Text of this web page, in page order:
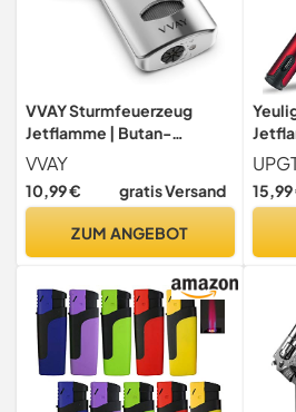
VVAY Sturmfeuerzeug
Jetflamme | Butan-
Nachfüllbar & Windfest
(ohne Gas geliefert)
VVAY
10,99 € gratis Versand
ZUM ANGEBOT
15,99